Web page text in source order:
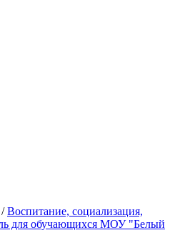
/Воспитание, социализация,
для обучающихся МОУ "Белый